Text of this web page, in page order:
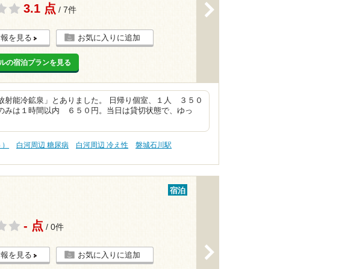
3.1 点 / 7件
を見る お気に入りに追加
の宿泊プランを見る
射能冷鉱泉」とありました。 日帰り個室、１人 ３５０
は１時間以内 ６５０円。当日は貸切状態で、ゆっ
白河周辺 糖尿病 白河周辺 冷え性
磐城石川駅
宿泊
- 点 / 0件
を見る お気に入りに追加